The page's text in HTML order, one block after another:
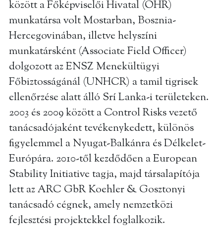
között a Főképviselői Hivatal (OHR)
munkatársa volt Mostarban, Bosznia-
Hercegovinában, illetve helyszíni
munkatársként (Associate Field Officer)
dolgozott az ENSZ Menekültügyi
Főbiztosságánál (UNHCR) a tamil tigrisek
ellenőrzése alatt álló Srí Lanka-i területeken.
2003 és 2009 között a Control Risks vezető
tanácsadójaként tevékenykedett, különös
figyelemmel a Nyugat-Balkánra és Délkelet-
Európára. 2010-től kezdődően a European
Stability Initiative tagja, majd társalapítója
lett az ARC GbR Koehler & Gosztonyi
tanácsadó cégnek, amely nemzetközi
fejlesztési projektekkel foglalkozik.